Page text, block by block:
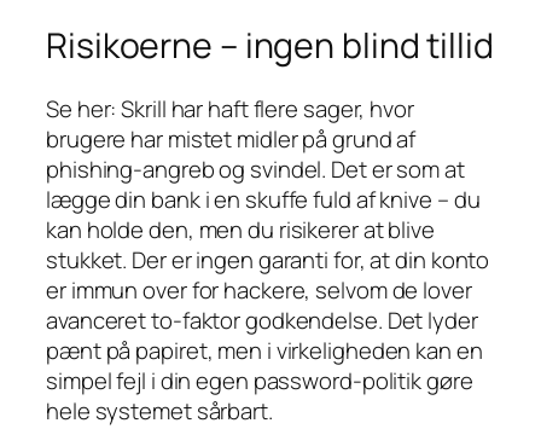
Risikoerne – ingen blind tillid
Se her: Skrill har haft flere sager, hvor
brugere har mistet midler på grund af
phishing-angreb og svindel. Det er som at
lægge din bank i en skuffe fuld af knive – du
kan holde den, men du risikerer at blive
stukket. Der er ingen garanti for, at din konto
er immun over for hackere, selvom de lover
avanceret to-faktor godkendelse. Det lyder
pænt på papiret, men i virkeligheden kan en
simpel fejl i din egen password‑politik gøre
hele systemet sårbart.